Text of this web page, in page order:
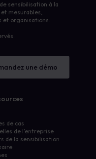
sensibilisation à la
mesurables,
et organisations.
une démo
de cas
de l'entreprise
de la sensibilisation